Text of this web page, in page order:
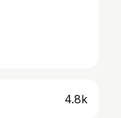
4.8k